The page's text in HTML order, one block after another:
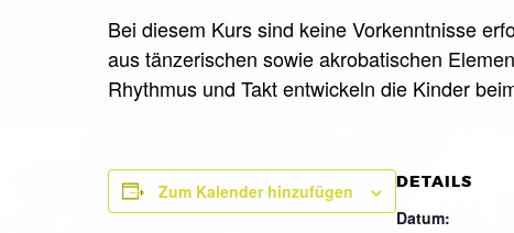
Bei diesem Kurs sind keine Vorkenntnisse
aus tänzerischen sowie akrobatischen
Rhythmus und Takt entwickeln die Kinder
Zum Kalender hinzufügen DETAILS
Datum: